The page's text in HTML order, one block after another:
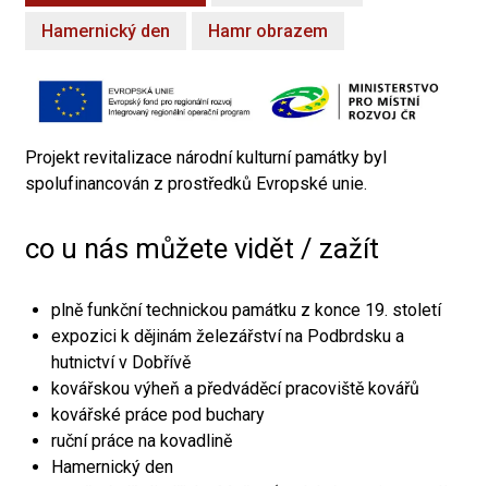
Hamernický den Hamr obrazem
Projekt revitalizace národní kulturní památky byl
spolufinancován z prostředků Evropské unie.
co u nás můžete vidět / zažít
plně funkční technickou památku z konce 19. století
expozici k dějinám železářství na Podbrdsku a
hutnictví v Dobřívě
kovářskou výheň a předváděcí pracoviště kovářů
kovářské práce pod buchary
ruční práce na kovadlině
Hamernický den